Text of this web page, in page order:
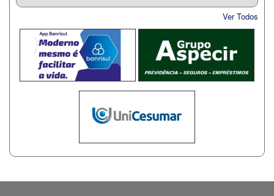
Ver Todos